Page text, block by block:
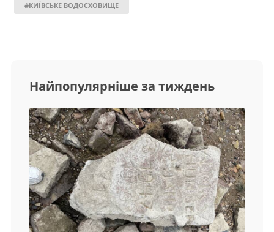
#КИЇВСЬКЕ ВОДОСХОВИЩЕ
Найпопулярніше за тиждень